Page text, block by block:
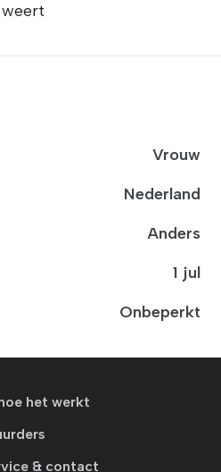
Vrouw
Nederland
Anders
1 jul
Onbeperkt
het werkt
& contact